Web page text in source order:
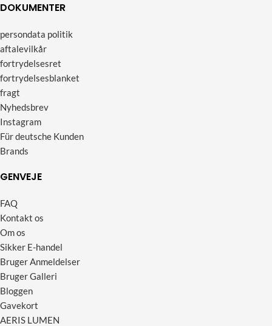
DOKUMENTER
persondata politik
aftalevilkår
fortrydelsesret
fortrydelsesblanket
fragt
Nyhedsbrev
Instagram
Für deutsche Kunden
Brands
GENVEJE
FAQ
Kontakt os
Om os
Sikker E-handel
Bruger Anmeldelser
Bruger Galleri
Bloggen
Gavekort
AERIS LUMEN